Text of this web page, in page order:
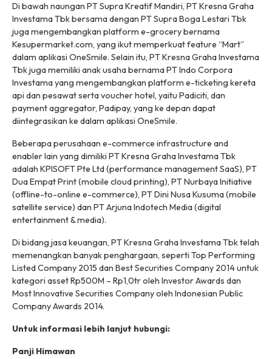
Di bawah naungan PT Supra Kreatif Mandiri, PT Kresna Graha
Investama Tbk bersama dengan PT Supra Boga Lestari Tbk
juga mengembangkan platform e-grocerybernama
Kesupermarket.com, yang ikut memperkuat feature “Mart”
dalam aplikasi OneSmile. Selain itu, PT Kresna Graha Investama
Tbk juga memiliki anak usaha bernama PT Indo Corpora
Investama yang mengembangkan platform e-ticketing kereta
api dan pesawat serta voucher hotel, yaitu Padiciti, dan
payment aggregator, Padipay, yang ke depan dapat
diintegrasikan ke dalam aplikasi OneSmile.
Beberapa perusahaan e-commerce infrastructure and
enabler lain yang dimiliki PT Kresna Graha Investama Tbk
adalah KPISOFT Pte Ltd (performance management SaaS), PT
Dua Empat Print (mobile cloud printing), PT Nurbaya Initiative
(offline-to-online e-commerce), PT Dini Nusa Kusuma (mobile
satellite service) dan PT Arjuna Indotech Media (digital
entertainment & media).
Di bidang jasa keuangan, PT Kresna Graha Investama Tbk telah
memenangkan banyak penghargaan, seperti Top Performing
Listed Company 2015 dan Best Securities Company 2014 untuk
kategori asset Rp500M – Rp1,0tr oleh Investor Awards dan
Most Innovative Securities Company oleh Indonesian Public
Company Awards 2014.
Untuk informasi lebih lanjut hubungi:
Panji Himawan